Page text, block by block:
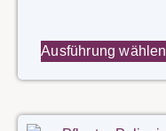
Ausführung wählen